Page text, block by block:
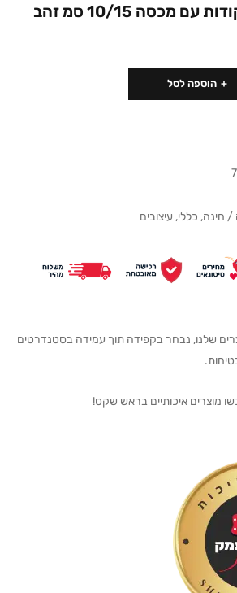
מכסה 10/15 סמ זהב
הוספה לסל
/ חינה, כללי, עיצובים
שלנו, נבחר בקפידה תוך עמידה בסטנדרטים
מוצרים איכותיים בראש שקט!